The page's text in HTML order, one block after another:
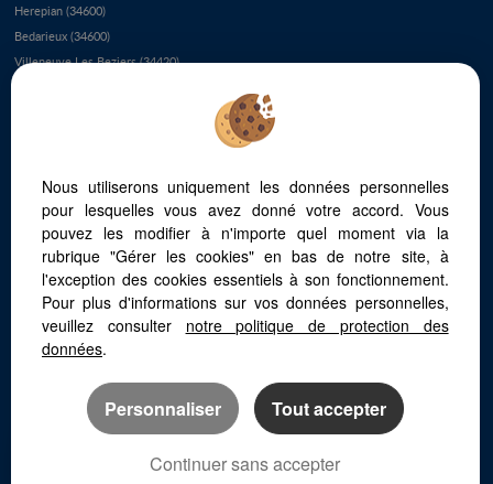
Herepian (34600)
Bedarieux (34600)
Villeneuve Les Beziers (34420)
Le Bousquet D'orb (34260)
Boujan Sur Libron (34760)
Vieussan (34390)
Servian (34290)
Saint Chinian (34360)
Puisserguier (34620)
Bassan (34290)
Nous utiliserons uniquement les données personnelles
pour lesquelles vous avez donné votre accord. Vous
pouvez les modifier à n'importe quel moment via la
rubrique "Gérer les cookies" en bas de notre site, à
l'exception des cookies essentiels à son fonctionnement.
Pour plus d'informations sur vos données personnelles,
veuillez consulter notre politique de protection des
données.
Personnaliser Tout accepter
Continuer sans accepter